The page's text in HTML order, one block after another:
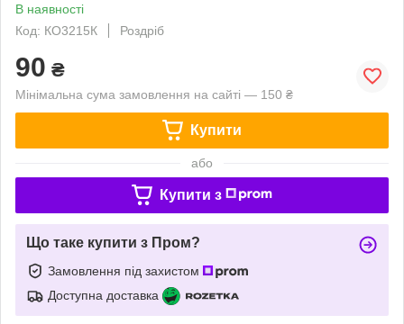
В наявності
Код: КО3215К
Роздріб
90 ₴
Мінімальна сума замовлення на сайті — 150 ₴
Купити
або
Купити з
Що таке купити з Пром?
Замовлення під захистом
Доступна доставка